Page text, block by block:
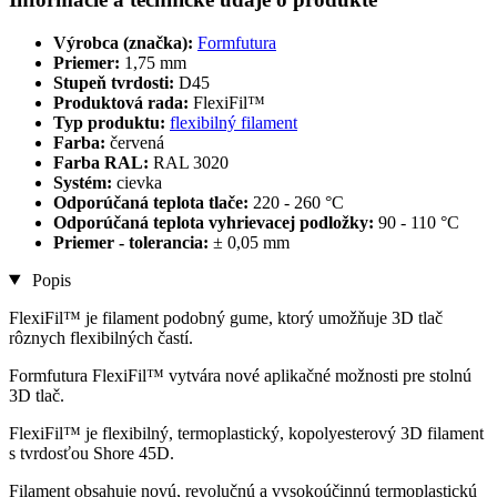
Výrobca (značka): Formfutura
Priemer: 1,75 mm
Stupeň tvrdosti: D45
Produktová rada: FlexiFil™
Typ produktu: flexibilný filament
Farba: červená
Farba RAL: RAL 3020
Systém: cievka
Odporúčaná teplota tlače: 220 - 260 °C
Odporúčaná teplota vyhrievacej podložky: 90 - 110 °C
Priemer - tolerancia: ± 0,05 mm
Popis
FlexiFil™ je filament podobný gume, ktorý umožňuje 3D tlač
rôznych flexibilných častí.
Formfutura FlexiFil™ vytvára nové aplikačné možnosti pre stolnú
3D tlač.
FlexiFil™ je flexibilný, termoplastický, kopolyesterový 3D filament
s tvrdosťou Shore 45D.
Filament obsahuje novú, revolučnú a vysokoúčinnú termoplastickú